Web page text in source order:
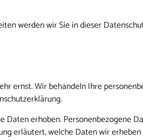
werden wir Sie in dieser
ernst. Wir behandeln Ihre
erhoben. Personenbezogene
erläutert, welche Daten wir